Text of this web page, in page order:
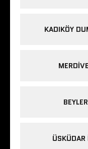
KADIKÖY
ÜSKÜDAR